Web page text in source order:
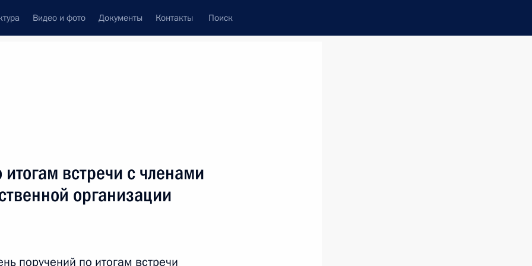
Видео и фото Документы Контакты Поиск
следующие материалы
касающееся
встречи с членами
организации
поручений по итогам встречи